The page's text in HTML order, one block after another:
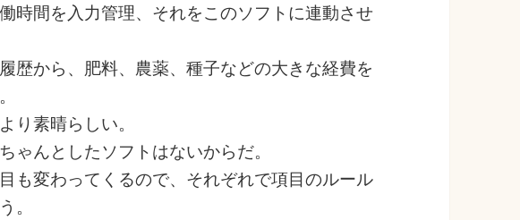
時間を入力管理、それをこのソフトに連動させ
歴から、肥料、農薬、種子などの大きな経費を
り素晴らしい。
ゃんとしたソフトはないからだ。
も変わってくるので、それぞれで項目のルール
。